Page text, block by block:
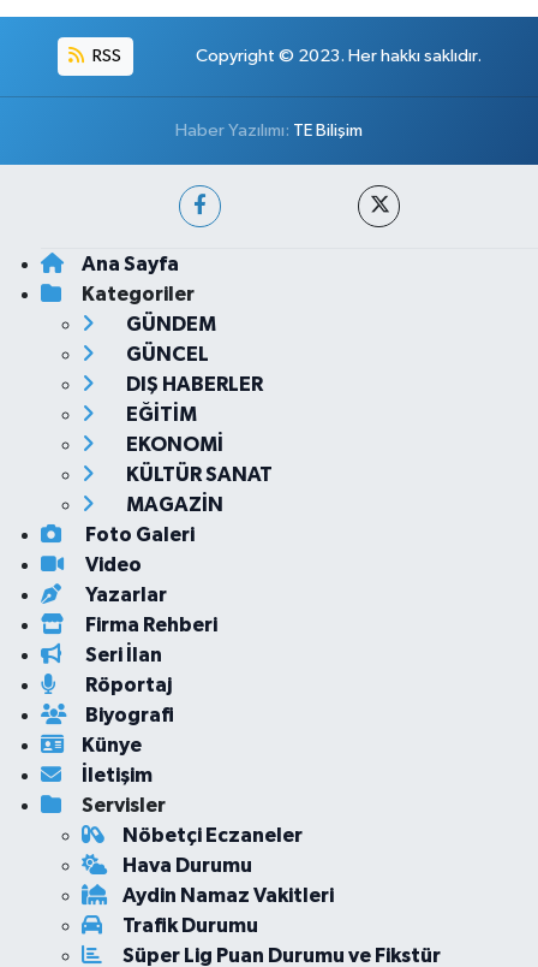
RSS Copyright © 2023. Her hakkı saklıdır.
Haber Yazılımı: TE Bilişim
Ana Sayfa
Kategoriler
GÜNDEM
GÜNCEL
DIŞ HABERLER
EĞİTİM
EKONOMİ
KÜLTÜR SANAT
MAGAZİN
Foto Galeri
Video
Yazarlar
Firma Rehberi
Seri İlan
Röportaj
Biyografi
Künye
İletişim
Servisler
Nöbetçi Eczaneler
Hava Durumu
Aydin Namaz Vakitleri
Trafik Durumu
Süper Lig Puan Durumu ve Fikstür